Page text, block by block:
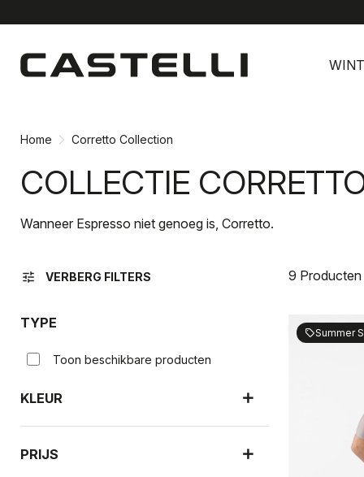
naar
inhoud
naar
navigatie
Home Corretto Collection
COLLECTIE
Wanneer Espresso niet genoeg is, Corretto.
tune VERBERG FILTERS 9
TYPE
Toon beschikbare producten
KLEUR
PRIJS
sellSummer